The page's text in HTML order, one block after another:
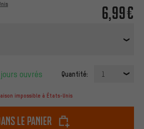
6,99€
ouvrés Quantité: 1
impossible à États-Unis
le panier